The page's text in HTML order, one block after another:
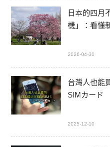
日本的四月
機」：看懂
2026-04-30
台灣人也能
SIMカード
2025-12-10